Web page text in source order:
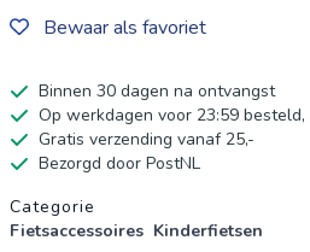
Bewaar als favoriet
Binnen 30 dagen na ontvangst
Op werkdagen voor 23:59 besteld,
Gratis verzending vanaf 25,-
Bezorgd door PostNL
Productgegevens
Categorie
Fietsaccessoires Kinderfietsen